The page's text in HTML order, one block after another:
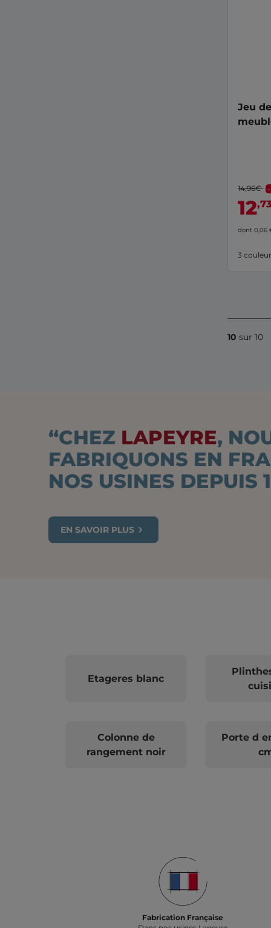
Jeu
14,96€
12
dont 0,06
3
10 sur 10
“CHEZ LAPEYRE,
FABRIQUONS EN
NOS USINES DEPUIS
EN SAVOIR PLUS
Etageres blanc
Colonne de
rangement noir
Porte d
Fabrication Française